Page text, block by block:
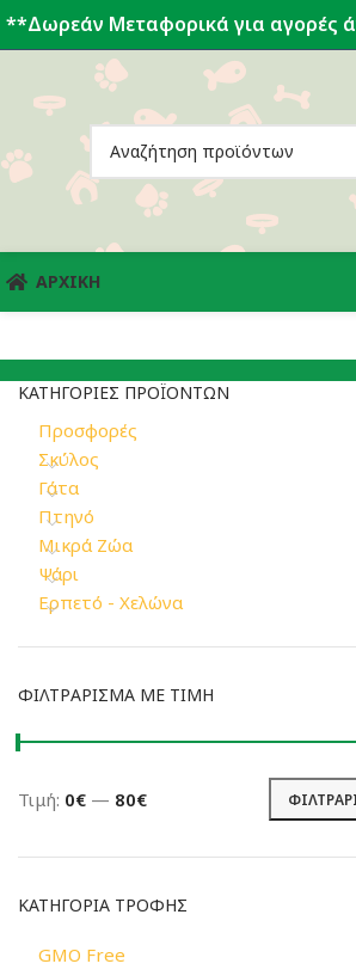
**Δωρεάν Μεταφορικά για αγορές
ΑΡΧΙΚΗ
ΚΑΤΗΓΟΡΊΕΣ ΠΡΟΪΌΝΤΩΝ
Προσφορές
Σκύλος
Γάτα
Πτηνό
Μικρά Ζώα
Ψάρι
Ερπετό - Χελώνα
ΦΙΛΤΡΆΡΙΣΜΑ ΜΕ ΤΙΜΉ
Ελάχιστη
Μέγιστη
Τιμή: 0€ — 80€
ΚΑΤΗΓΟΡΊΑ ΤΡΟΦΉΣ
GMO Free